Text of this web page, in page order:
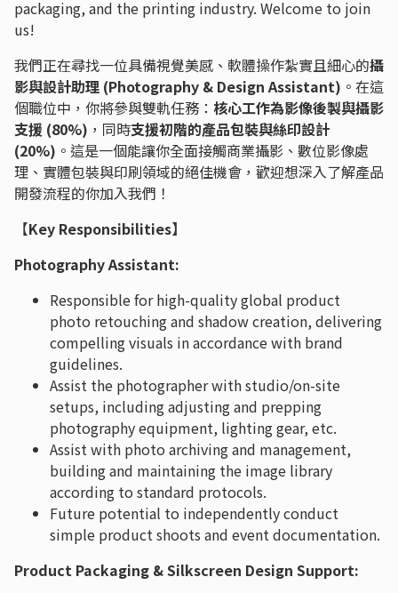
packaging, and the printing industry. Welcome to join
us!
我們正在尋找一位具備視覺美感、軟體操作紮實且細心的攝
影與設計助理 (Photography & Design Assistant) 。在這
個職位中，你將參與雙軌任務： 核心工作為影像後製與攝影
支援 (80%) ，同時支援初階的產品包裝與絲印設計
(20%) 。這是一個能讓你全面接觸商業攝影、數位影像處
理、實體包裝與印刷領域的絕佳機會，歡迎想深入了解產品
開發流程的你加入我們！
【Key Responsibilities】
Photography Assistant:
Responsible for high-quality global product
photo retouching and shadow creation, delivering
compelling visuals in accordance with brand
guidelines.
Assist the photographer with studio/on-site
setups, including adjusting and prepping
photography equipment, lighting gear, etc.
Assist with photo archiving and management,
building and maintaining the image library
according to standard protocols.
Future potential to independently conduct
simple product shoots and event documentation.
Product Packaging & Silkscreen Design Support: